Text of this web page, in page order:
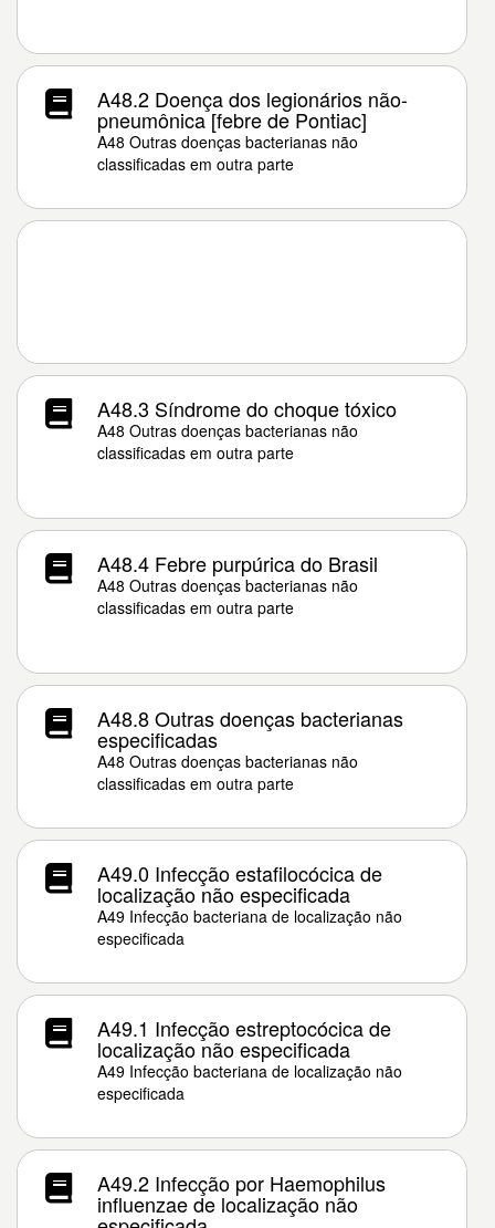
A48.2 Doença dos legionários não-
pneumônica [febre de Pontiac]
A48 Outras doenças bacterianas não
classificadas em outra parte
A48.3 Síndrome do choque tóxico
A48 Outras doenças bacterianas não
classificadas em outra parte
A48.4 Febre purpúrica do Brasil
A48 Outras doenças bacterianas não
classificadas em outra parte
A48.8 Outras doenças bacterianas
especificadas
A48 Outras doenças bacterianas não
classificadas em outra parte
A49.0 Infecção estafilocócica de
localização não especificada
A49 Infecção bacteriana de localização não
especificada
A49.1 Infecção estreptocócica de
localização não especificada
A49 Infecção bacteriana de localização não
especificada
A49.2 Infecção por Haemophilus
influenzae de localização não